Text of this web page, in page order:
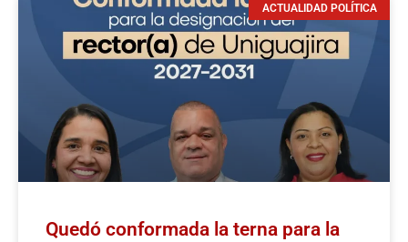
ACTUALIDAD POLÍTICA
Quedó conformada la terna para la